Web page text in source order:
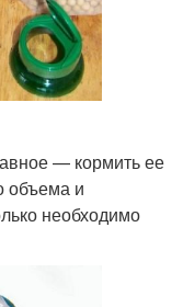
— кормить ее
объема и
необходимо